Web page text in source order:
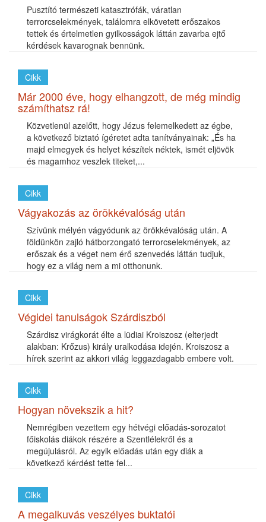
Pusztító természeti katasztrófák, váratlan
terrorcselekmények, találomra elkövetett erőszakos
tettek és értelmetlen gyilkosságok láttán zavarba ejtő
kérdések kavarognak bennünk.
Cikk
Már 2000 éve, hogy elhangzott, de még mindig
számíthatsz rá!
Közvetlenül azelőtt, hogy Jézus felemelkedett az égbe,
a következő biztató ígéretet adta tanítványainak: „És ha
majd elmegyek és helyet készítek néktek, ismét eljövök
és magamhoz veszlek titeket,...
Cikk
Vágyakozás az örökkévalóság után
Szívünk mélyén vágyódunk az örökkévalóság után. A
földünkön zajló hátborzongató terrorcselekmények, az
erőszak és a véget nem érő szenvedés láttán tudjuk,
hogy ez a világ nem a mi otthonunk.
Cikk
Végidei tanulságok Szárdiszból
Szárdisz virágkorát élte a lüdiai Kroiszosz (elterjedt
alakban: Krőzus) király uralkodása idején. Kroiszosz a
hírek szerint az akkori világ leggazdagabb embere volt.
Cikk
Hogyan növekszik a hit?
Nemrégiben vezettem egy hétvégi előadás-sorozatot
főiskolás diákok részére a Szentlélekről és a
megújulásról. Az egyik előadás után egy diák a
következő kérdést tette fel...
Cikk
A megalkuvás veszélyes buktatói